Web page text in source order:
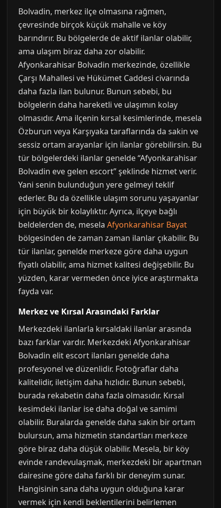
Bolvadin, merkez ilçe olmasına rağmen,
çevresinde birçok küçük mahalle ve köy
barındırır. Bu bölgelerde de aktif ilanlar olabilir,
ama ulaşım biraz daha zor olabilir.
Afyonkarahisar Bolvadin merkezinde, özellikle
Çarşı Mahallesi ve Hükümet Caddesi civarında
daha fazla ilan bulunur. Bunun sebebi, bu
bölgelerin daha hareketli ve ulaşımın kolay
olmasıdır. Ama ilçenin kırsal kesimlerinde, mesela
Özburun veya Karşıyaka taraflarında da sakin ve
sessiz ortam arayanlar için ilanlar görebilirsin. Bu
tür bölgelerdeki ilanlar genelde “Afyonkarahisar
Bolvadin eve gelen escort” şeklinde hizmet verir.
Yani senin bulunduğun yere gelmeyi teklif
ederler. Bu da özellikle ulaşım sorunu yaşayanlar
için büyük bir kolaylıktır. Ayrıca, ilçeye bağlı
beldelerden de, mesela Afyonkarahisar Bayat
bölgesinden de zaman zaman ilanlar çıkabilir. Bu
tür ilanlar, genelde merkeze göre daha uygun
fiyatlı olabilir, ama hizmet kalitesi değişebilir. Bu
yüzden, karar vermeden önce iyice araştırmakta
fayda var.
Merkez ve Kırsal Arasındaki Farklar
Merkezdeki ilanlarla kırsaldaki ilanlar arasında
bazı farklar vardır. Merkezdeki Afyonkarahisar
Bolvadin elit escort ilanları genelde daha
profesyonel ve düzenlidir. Fotoğraflar daha
kalitelidir, iletişim daha hızlıdır. Bunun sebebi,
burada rekabetin daha fazla olmasıdır. Kırsal
kesimdeki ilanlar ise daha doğal ve samimi
olabilir. Buralarda genelde daha sakin bir ortam
bulursun, ama hizmetin standartları merkeze
göre biraz daha düşük olabilir. Mesela, bir köy
evinde randevulaşmak, merkezdeki bir apartman
dairesine göre daha farklı bir deneyim sunar.
Hangisinin sana daha uygun olduğuna karar
vermek için kendi beklentilerini belirlemen